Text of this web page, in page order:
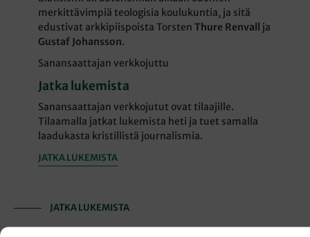
merkittävimpiä teologisia koulukuntia, ja sitä
edustivat arkkipiispoista TorstenThure Renvall ja
Gustaf Johansson.
Sanansaattajan verkkojuttu
Jatka lukemista
Sanansaattajan verkkojutut ovat tilaajille.
Tilaamalla jatkat lukemista heti ja tuet samalla
laadukasta kristillistä journalismia.
JATKA LUKEMISTA
JATKA LUKEMISTA